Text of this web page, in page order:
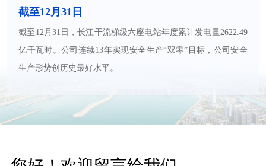
截至12月31日
截至12月31日，长江干流梯级六座电站年度累计发电量2622.49
亿千瓦时。公司连续13年实现安全生产“双零”目标，公司安全
生产形势创历史最好水平。